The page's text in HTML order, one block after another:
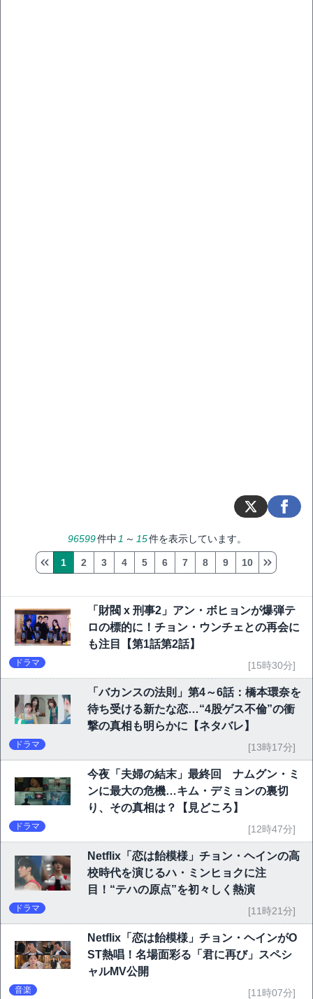
96599件中 1 ～ 15件を表示しています。
1 2 3 4 5 6 7 8 9 10
「財閥 x 刑事2」アン・ボヒョンが爆弾テ
ロの標的に！チョン・ウンチェとの再会に
も注目【第1話第2話】
ドラマ [15時30分]
「バカンスの法則」第4～6話：橋本環奈を
待ち受ける新たな恋…“4股ゲス不倫”の衝
撃の真相も明らかに【ネタバレ】
ドラマ [13時17分]
今夜「夫婦の結末」最終回 ナムグン・ミ
ンに最大の危機…キム・デミョンの裏切
り、その真相は？【見どころ】
ドラマ [12時47分]
Netflix「恋は飴模様」チョン・ヘインの高
校時代を演じるハ・ミンヒョクに注
目！“テハの原点”を初々しく熱演
ドラマ [11時21分]
Netflix「恋は飴模様」チョン・ヘインがO
ST熱唱！名場面彩る「君に再び」スペシ
ャルMV公開
音楽 [11時07分]